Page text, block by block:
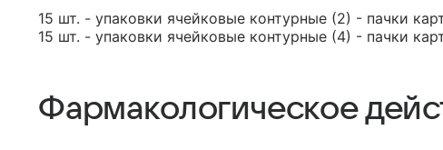
15 шт. - упаковки ячейковые контурные (2) - пачки
15 шт. - упаковки ячейковые контурные (4) - пачки
Фармакологическое